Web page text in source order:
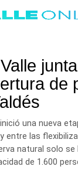
de
una nueva
entre las
natural solo
de 1.600